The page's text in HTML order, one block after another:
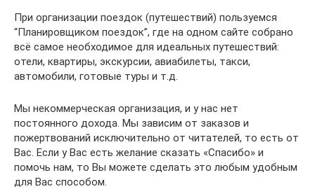
При организации поездок (путешествий) пользуемся
“Планировщиком поездок”, где на одном сайте собрано
всё самое необходимое для идеальных путешествий:
отели, квартиры, экскурсии, авиабилеты, такси,
автомобили, готовые туры и т.д.
Мы некоммерческая организация, и у нас нет
постоянного дохода. Мы зависим от заказов и
пожертвований исключительно от читателей, то есть от
Вас. Если у Вас есть желание сказать «Спасибо» и
помочь нам, то Вы можете сделать это любым удобным
для Вас способом.